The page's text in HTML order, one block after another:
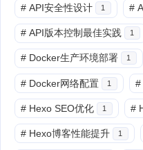
# API安全性设计 1 #
# API版本控制最佳实践 1
# Docker生产环境部署 1
# Docker网络配置 1 #
# Hexo SEO优化 1 #
# Hexo博客性能提升 1